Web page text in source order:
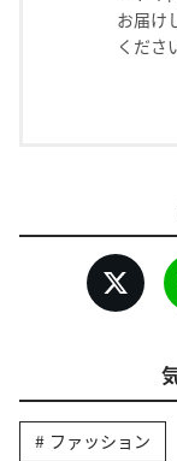
お届け
くださ
ファッション